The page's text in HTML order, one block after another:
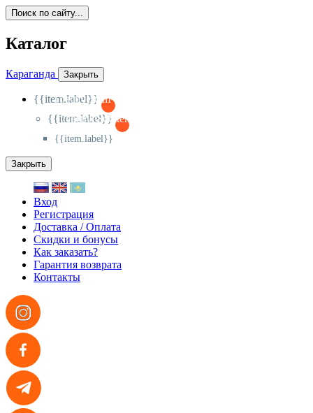
Поиск по сайту...
Каталог
Караганда Закрыть
{{item.label}}
{{activeItem==item.id?'-
{{item.label}}
{{activeSubitem==item.id?'-
{{item.label}}
Закрыть
Вход
Регистрация
Доставка / Оплата
Скидки и бонусы
Как заказать?
Гарантия возврата
Контакты